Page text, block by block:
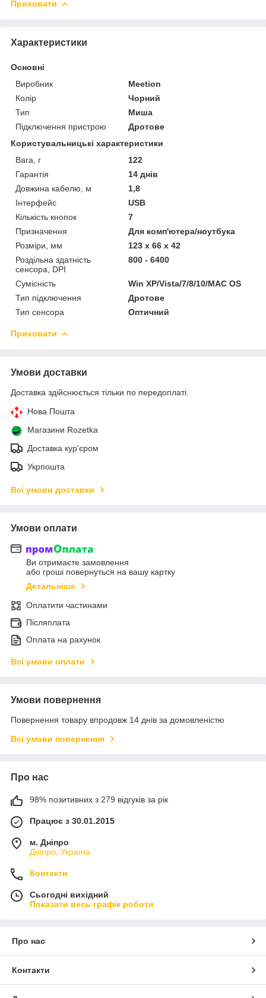
Приховати
Характеристики
Основні
Виробник
Meetion
Колір
Чорний
Тип
Миша
Підключення пристрою
Дротове
Користувальницькі характеристики
Вага, г
122
Гарантія
14 днів
Довжина кабелю, м
1,8
Інтерфейс
USB
Кількість кнопок
7
Призначення
Для комп'ютера/ноутбука
Розміри, мм
123 x 66 x 42
Роздільна здатність
сенсора, DPI
800 - 6400
Сумісність
Win XP/Vista/7/8/10/MAC OS
Тип підключення
Дротове
Тип сенсора
Оптичний
Приховати
Умови доставки
Доставка здійснюється тільки по передоплаті.
Нова Пошта
Магазини Rozetka
Доставка кур'єром
Укрпошта
Всі умови доставки
Умови оплати
Ви отримаєте замовлення
або гроші повернуться на вашу картку
Детальніше
Оплатити частинами
Післяплата
Оплата на рахунок
Всі умови оплати
Умови повернення
Повернення товару впродовж 14 днів за домовленістю
Всі умови повернення
Про нас
98% позитивних з 279 відгуків за рік
Працює з 30.01.2015
м. Дніпро
Дніпро, Україна
Контакти
Сьогодні вихідний
Показати весь графік роботи
Про нас
Контакти